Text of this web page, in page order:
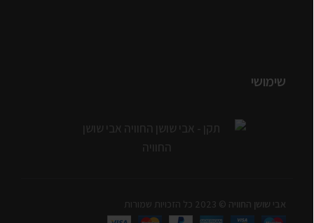
שימושי
אבי שושן החוויה © 2023 כל הזכויות שמורות